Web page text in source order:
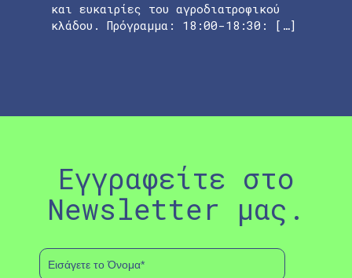
και ευκαιρίες του αγροδιατροφικού
κλάδου. Πρόγραμμα: 18:00-18:30: […]
Εγγραφείτε στο
Newsletter μας.